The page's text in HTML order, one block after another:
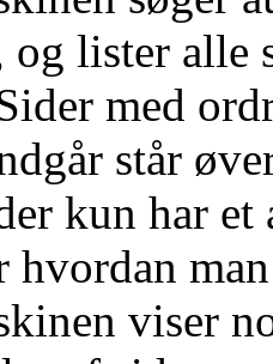
og lister alle
med
står
kun har
hvordan
viser